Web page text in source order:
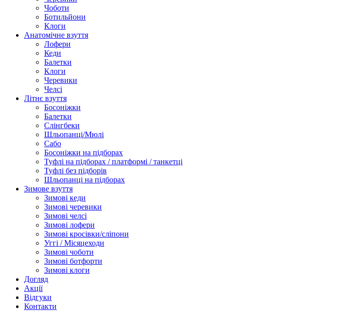
Чоботи
Ботильйони
Клоги
Анатомічне взуття
Лофери
Кеди
Балетки
Клоги
Черевики
Челсі
Літнє взуття
Босоніжки
Балетки
Слінгбеки
Шльопанці/Мюлі
Сабо
Босоніжки на підборах
Туфлі на підборах / платформі / танкетці
Туфлі без підборів
Шльопанці на підборах
Зимове взуття
Зимові кеди
Зимові черевики
Зимові челсі
Зимові лофери
Зимові кросівки/сліпони
Уггі / Місяцеходи
Зимові чоботи
Зимові ботфорти
Зимові клоги
Догляд
Акції
Відгуки
Контакти